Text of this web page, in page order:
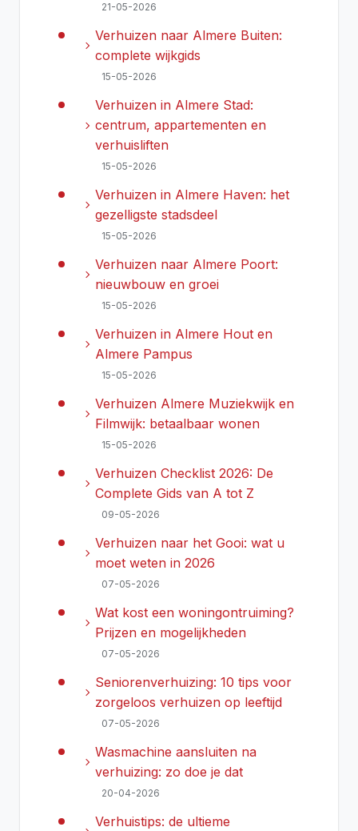
21-05-2026
chevron_right
Verhuizen naar Almere Buiten:
complete wijkgids
15-05-2026
chevron_right
Verhuizen in Almere Stad:
centrum, appartementen en
verhuisliften
15-05-2026
chevron_right
Verhuizen in Almere Haven: het
gezelligste stadsdeel
15-05-2026
chevron_right
Verhuizen naar Almere Poort:
nieuwbouw en groei
15-05-2026
chevron_right
Verhuizen in Almere Hout en
Almere Pampus
15-05-2026
chevron_right
Verhuizen Almere Muziekwijk en
Filmwijk: betaalbaar wonen
15-05-2026
chevron_right
Verhuizen Checklist 2026: De
Complete Gids van A tot Z
09-05-2026
chevron_right
Verhuizen naar het Gooi: wat u
moet weten in 2026
07-05-2026
chevron_right
Wat kost een woningontruiming?
Prijzen en mogelijkheden
07-05-2026
chevron_right
Seniorenverhuizing: 10 tips voor
zorgeloos verhuizen op leeftijd
07-05-2026
chevron_right
Wasmachine aansluiten na
verhuizing: zo doe je dat
20-04-2026
Verhuistips: de ultieme